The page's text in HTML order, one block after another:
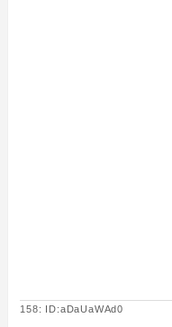
158: ID:aDaUaWAd0